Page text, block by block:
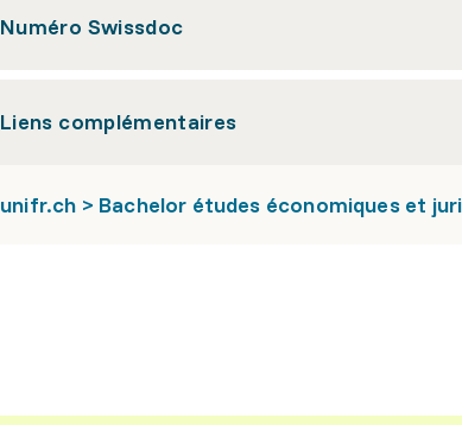
Numéro Swissdoc
Liens complémentaires
unifr.ch > Bachelor études économiques et